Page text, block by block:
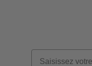
Email